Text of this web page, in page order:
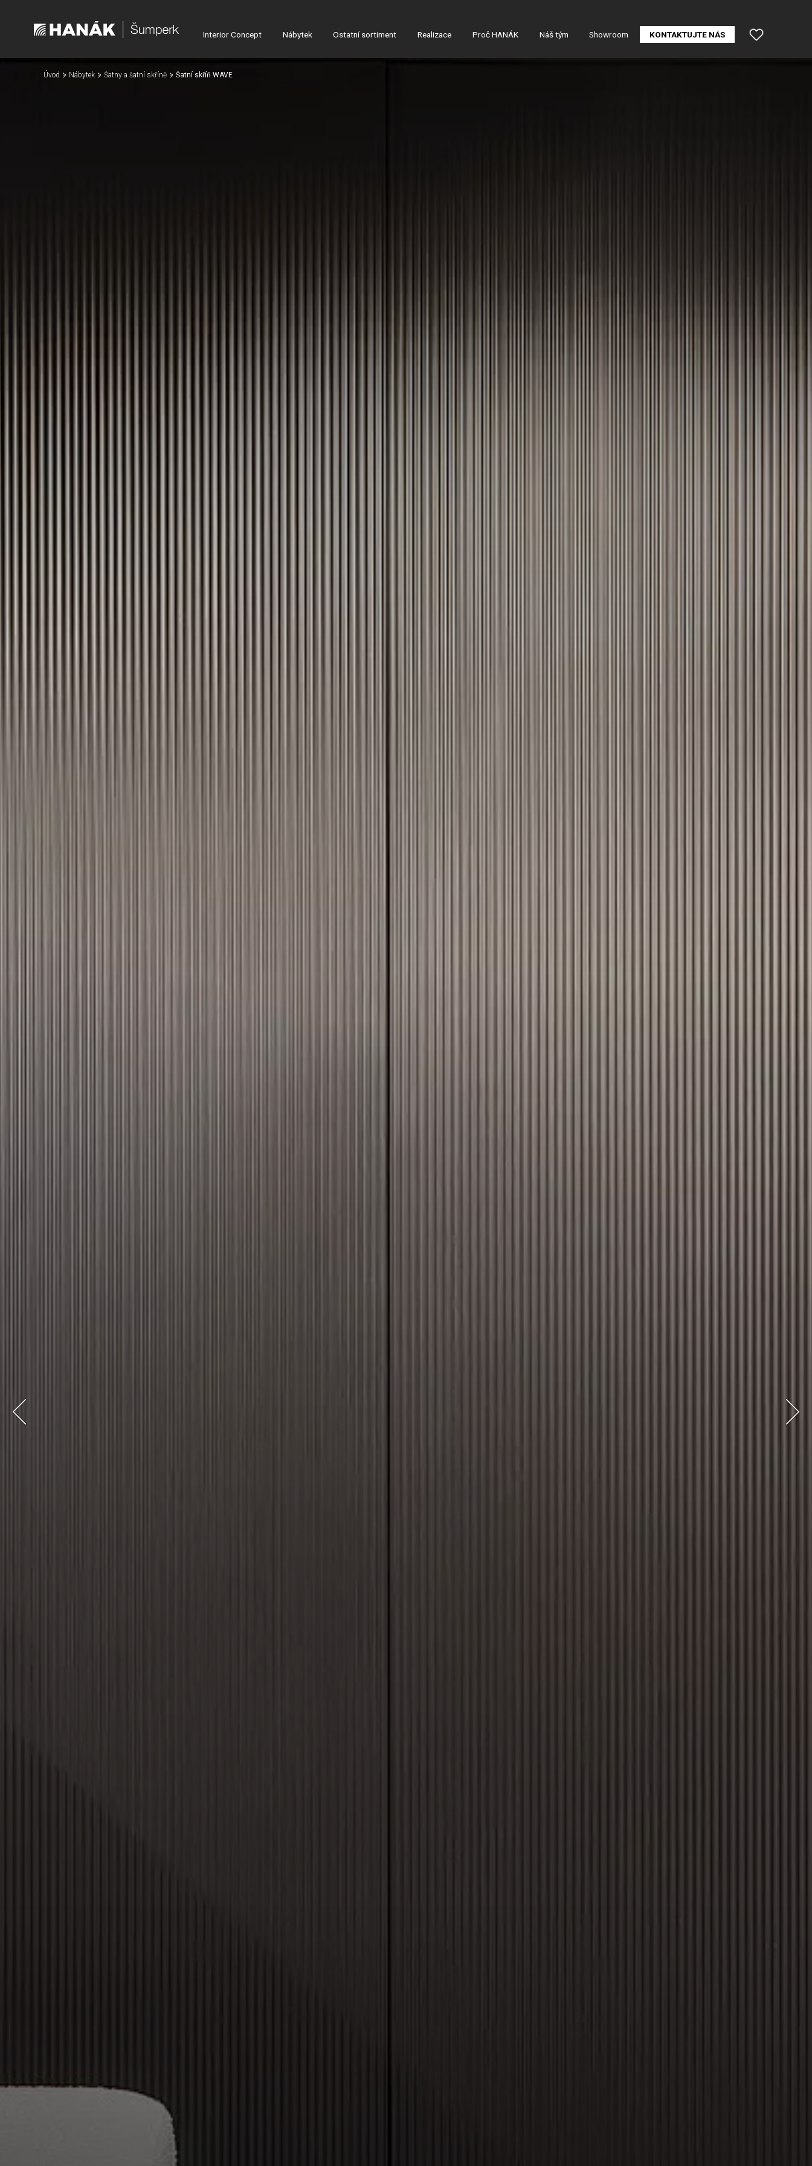
Interior Concept Nábytek Ostatní sortiment Realizace Proč HANÁK Náš tým Showroom KONTAKTUJTE NÁS
Úvod Nábytek Šatny a šatní skříně Šatní skříň WAVE